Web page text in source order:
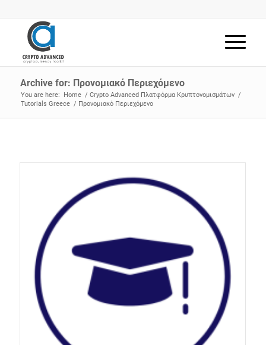
Archive for: Προνομιακό Περιεχόμενο
You are here: Home / Crypto Advanced Πλατφόρμα Κρυπτονομισμάτων /
Tutorials Greece / Προνομιακό Περιεχόμενο